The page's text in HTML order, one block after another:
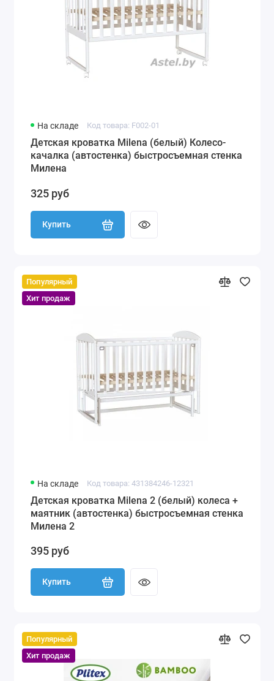
На складе Код товара: F002-01
Детская кроватка Milena (белый) Колесо-
качалка (автостенка) быстросъемная стенка
Милена
325 руб
Купить
Популярный
Хит продаж
На складе Код товара: 431384246-12321
Детская кроватка Milena 2 (белый) колеса +
маятник (автостенка) быстросъемная стенка
Милена 2
395 руб
Купить
Популярный
Хит продаж